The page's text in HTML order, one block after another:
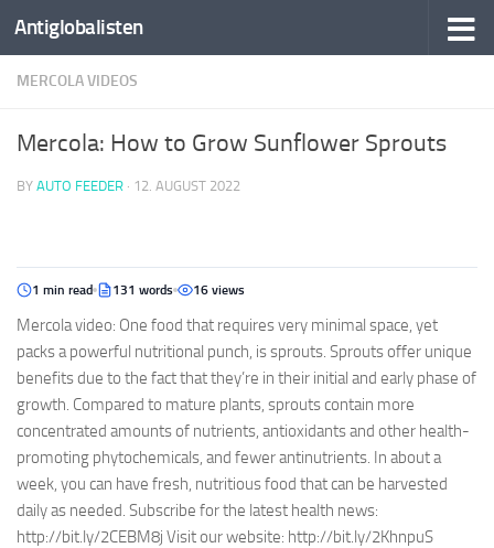
Antiglobalisten
MERCOLA VIDEOS
Mercola: How to Grow Sunflower Sprouts
BY AUTO FEEDER · 12. AUGUST 2022
1 min read 131 words 16 views
Mercola video: One food that requires very minimal space, yet
packs a powerful nutritional punch, is sprouts. Sprouts offer unique
benefits due to the fact that they’re in their initial and early phase of
growth. Compared to mature plants, sprouts contain more
concentrated amounts of nutrients, antioxidants and other health-
promoting phytochemicals, and fewer antinutrients. In about a
week, you can have fresh, nutritious food that can be harvested
daily as needed. Subscribe for the latest health news:
http://bit.ly/2CEBM8j Visit our website: http://bit.ly/2KhnpuS